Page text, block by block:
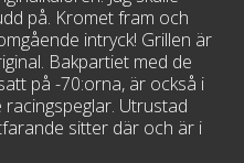
på. Kromet fram och
intryck! Grillen är
Bakpartiet med de
på -70:orna, är också i
Utrustad
sitter där och är i